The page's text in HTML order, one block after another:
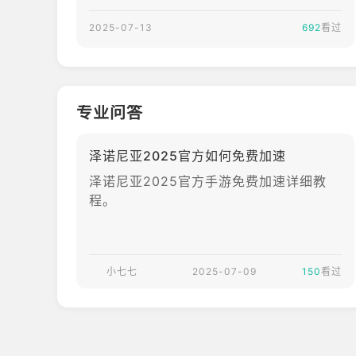
2025-07-13 692看过
专业问答
泽诺尼亚2025官方如何免费加速
泽诺尼亚2025官方手游免费加速详细教
程。
小七七 2025-07-09 150看过